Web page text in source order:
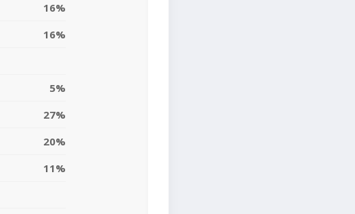
16%
16%
5%
27%
20%
11%